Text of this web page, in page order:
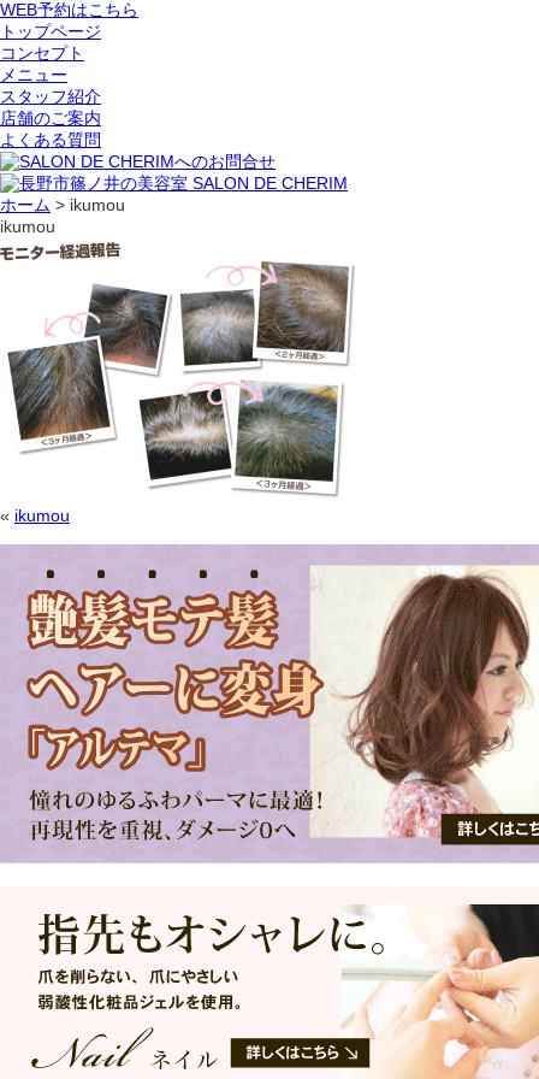
WEB予約はこちら
トップページ
コンセプト
メニュー
スタッフ紹介
店舗のご案内
よくある質問
ホーム > ikumou
ikumou
« ikumou